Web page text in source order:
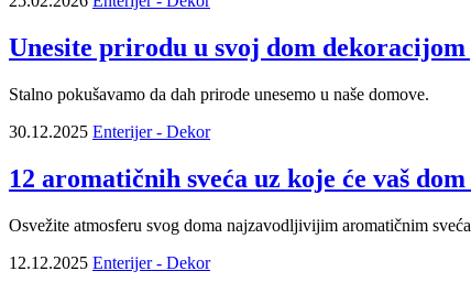
Unesite prirodu u svoj dom dekoracijom
Stalno pokušavamo da dah prirode unesemo u naše domove.
30.12.2025 Enterijer - Dekor
12 aromatičnih sveća uz koje će vaš
Osvežite atmosferu svog doma najzavodljivijim aromatičnim
12.12.2025 Enterijer - Dekor